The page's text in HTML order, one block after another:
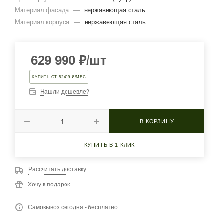
Материал фасада —
нержавеющая сталь
Материал корпуса — нержавеющая сталь
629 990 ₽/шт
КУПИТЬ ОТ 52499 ₽/МЕС
Нашли дешевле?
В КОРЗИНУ
КУПИТЬ В 1 КЛИК
Рассчитать доставку
Хочу в подарок
Самовывоз сегодня - бесплатно